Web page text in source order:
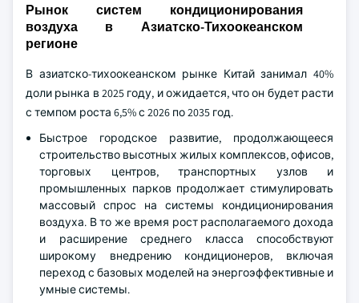
Рынок систем кондиционирования
воздуха в Азиатско-Тихоокеанском
регионе
В азиатско-тихоокеанском рынке Китай занимал 40%
доли рынка в 2025 году, и ожидается, что он будет расти
с темпом роста 6,5% с 2026 по 2035 год.
Быстрое городское развитие, продолжающееся
строительство высотных жилых комплексов, офисов,
торговых центров, транспортных узлов и
промышленных парков продолжает стимулировать
массовый спрос на системы кондиционирования
воздуха. В то же время рост располагаемого дохода
и расширение среднего класса способствуют
широкому внедрению кондиционеров, включая
переход с базовых моделей на энергоэффективные и
умные системы.